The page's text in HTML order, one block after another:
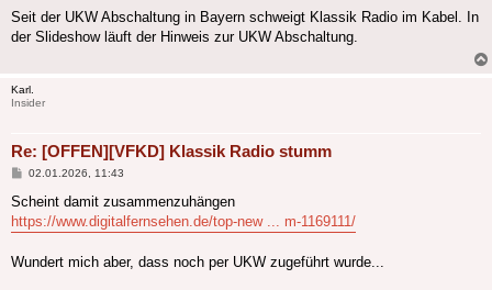
Seit der UKW Abschaltung in Bayern schweigt Klassik Radio im Kabel. In
der Slideshow läuft der Hinweis zur UKW Abschaltung.
Karl.
Insider
Re: [OFFEN][VFKD] Klassik Radio stumm
Beitrag
02.01.2026, 11:43
Scheint damit zusammenzuhängen
https://www.digitalfernsehen.de/top-new ... m-1169111/
Wundert mich aber, dass noch per UKW zugeführt wurde...